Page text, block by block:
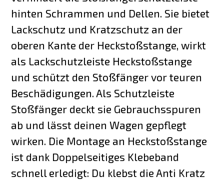
hinten Schrammen und Dellen. Sie bietet
Lackschutz und Kratzschutz an der
oberen Kante der Heckstoßstange, wirkt
als Lackschutzleiste Heckstoßstange
und schützt den Stoßfänger vor teuren
Beschädigungen. Als Schutzleiste
Stoßfänger deckt sie Gebrauchsspuren
ab und lässt deinen Wagen gepflegt
wirken. Die Montage an Heckstoßstange
ist dank Doppelseitiges Klebeband
schnell erledigt: Du klebst die Anti Kratz